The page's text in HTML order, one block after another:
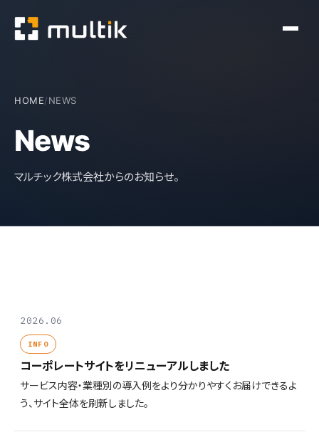
HOME/NEWS
News
マルチック株式会社からのお知らせ。
2026.06
INFO
コーポレートサイトをリニューアルしました
サービス内容・業種別の導入例をより分かりやすくお届けできるよ
う、サイト全体を刷新しました。